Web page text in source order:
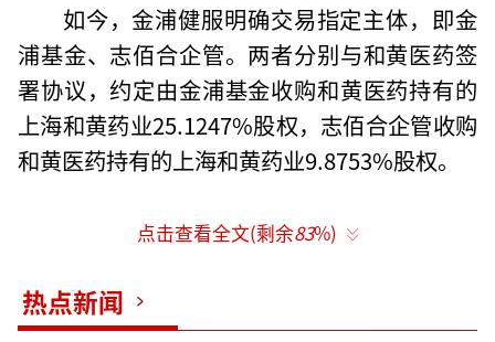
如今，金浦健服明确交易指定主体，即金
浦基金、志佰合企管。两者分别与和黄医药签
署协议，约定由金浦基金收购和黄医药持有的
上海和黄药业25.1247%股权，志佰合企管收购
和黄医药持有的上海和黄药业9.8753%股权。
点击查看全文(剩余83%)
热点新闻